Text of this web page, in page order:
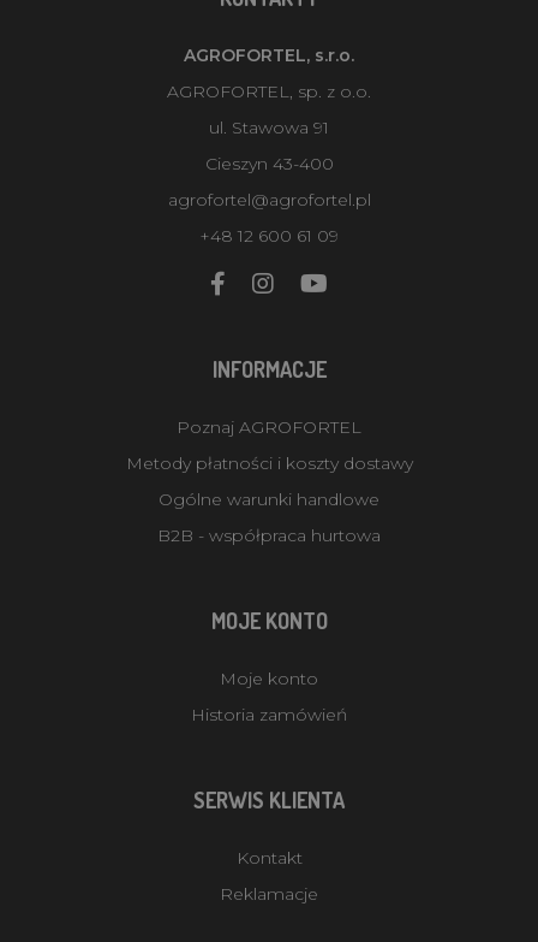
AGROFORTEL, s.r.o.
AGROFORTEL, sp. z o.o.
ul. Stawowa 91
Cieszyn 43-400
agrofortel@agrofortel.pl
+48 12 600 61 09
INFORMACJE
Poznaj AGROFORTEL
Metody płatności i koszty dostawy
Ogólne warunki handlowe
B2B - współpraca hurtowa
MOJE KONTO
Moje konto
Historia zamówień
SERWIS KLIENTA
Kontakt
Reklamacje